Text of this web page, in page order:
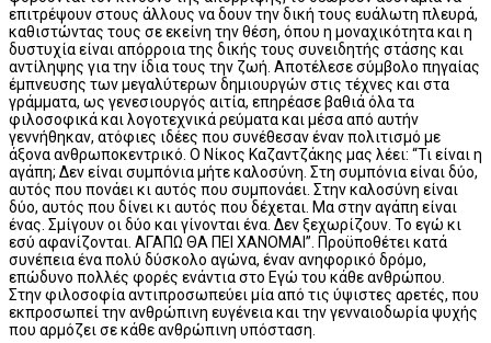
επιτρέψουν στους άλλους να δουν την δική τους ευάλωτη πλευρά,
καθιστώντας τους σε εκείνη την θέση, όπου η μοναχικότητα και η
δυστυχία είναι απόρροια της δικής τους συνειδητής στάσης και
αντίληψης για την ίδια τους την ζωή. Αποτέλεσε σύμβολο πηγαίας
έμπνευσης των μεγαλύτερων δημιουργών στις τέχνες και στα
γράμματα, ως γενεσιουργός αιτία, επηρέασε βαθιά όλα τα
φιλοσοφικά και λογοτεχνικά ρεύματα και μέσα από αυτήν
γεννήθηκαν, ατόφιες ιδέες που συνέθεσαν έναν πολιτισμό με
άξονα ανθρωποκεντρικό. Ο Νίκος Καζαντζάκης μας λέει: “Τι είναι η
αγάπη; Δεν είναι συμπόνια μήτε καλοσύνη. Στη συμπόνια είναι δύο,
αυτός που πονάει κι αυτός που συμπονάει. Στην καλοσύνη είναι
δύο, αυτός που δίνει κι αυτός που δέχεται. Μα στην αγάπη είναι
ένας. Σμίγουν οι δύο και γίνονται ένα. Δεν ξεχωρίζουν. Το εγώ κι
εσύ αφανίζονται. ΑΓΑΠΩ ΘΑ ΠΕΙ ΧΑΝΟΜΑΙ”. Προϋποθέτει κατά
συνέπεια ένα πολύ δύσκολο αγώνα, έναν ανηφορικό δρόμο,
επώδυνο πολλές φορές ενάντια στο Εγώ του κάθε ανθρώπου.
Στην φιλοσοφία αντιπροσωπεύει μία από τις ύψιστες αρετές, που
εκπροσωπεί την ανθρώπινη ευγένεια και την γενναιοδωρία ψυχής
που αρμόζει σε κάθε ανθρώπινη υπόσταση.